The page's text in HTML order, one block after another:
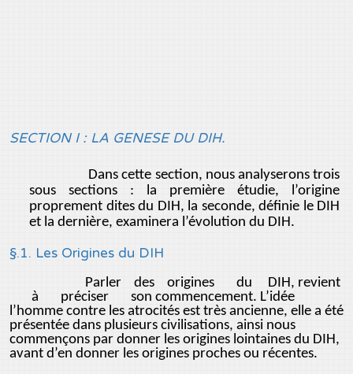
SECTION I : LA GENESE DU DIH.
Dans cette section, nous analyserons trois
sous sections : la première étudie, l’origine
proprement dites du DIH, la seconde, définie le DIH
et la dernière, examinera l’évolution du DIH.
§.1. Les Origines du DIH
Parler des origines du DIH, revient
à préciser son commencement. L’idée
l’homme contre les atrocités est très ancienne, elle a été
présentée dans plusieurs civilisations, ainsi nous
commençons par donner les origines lointaines du DIH,
avant d’en donner les origines proches ou récentes.